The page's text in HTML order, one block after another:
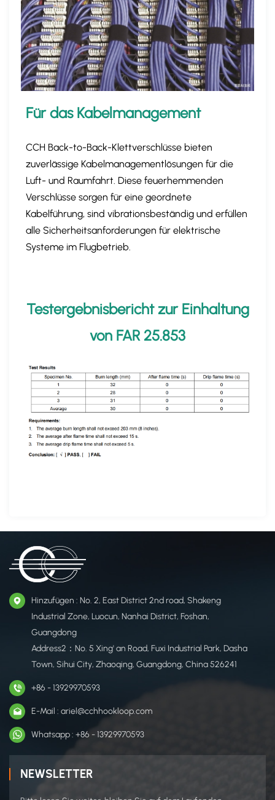
Für das Kabelmanagement
CCH Back-to-Back-Klettverschlüsse bieten
zuverlässige Kabelmanagementlösungen für die
Luft- und Raumfahrt. Diese feuerhemmenden
Verschlüsse sorgen für eine geordnete
Kabelführung, sind vibrationsbeständig und erfüllen
alle Sicherheitsanforderungen für elektrische
Systeme im Flugbetrieb.
Testergebnisbericht zur Einhaltung
von FAR 25.853
Hinzufügen : No. 2, East District 2nd road, Shakeng
Industrial Zone, Luocun, Nanhai District, Foshan,
Guangdong
Address2：No. 5 Xing' an Road, Fuxi Industrial Park, Dasha
Town, Sihui City, Zhaoqing, Guangdong, China 526241
+86 - 13929970593
E-Mail : ariel@cchhookloop.com
Whatsapp : +86 - 13929970593
NEWSLETTER